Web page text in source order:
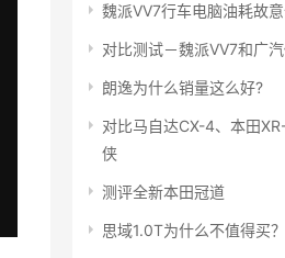
魏派VV7行车电脑油耗故
对比测试－魏派VV7和广
朗逸为什么销量这么好?
对比马自达CX-4、本田
侠
测评全新本田冠道
思域1.0T为什么不值得买？